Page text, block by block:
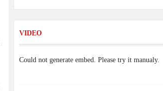
VIDEO
Could not generate embed. Please try it manualy.